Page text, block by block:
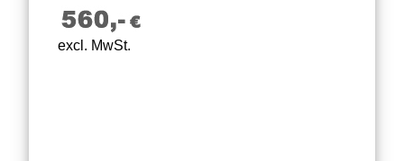
excl. MwSt.